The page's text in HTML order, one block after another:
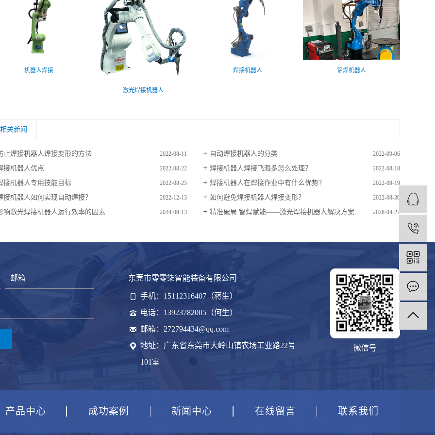
机器人焊接
激光焊接机器人
焊接机器人 铝焊机器人
相关新闻
止焊接机器人焊接变形的方法 2022-08-11 自动焊接机器人的分类 2022-09-06
接机器人优点 2022-08-22 焊接机器人焊接飞溅多怎么处理？ 2022-08-18
接机器人专用技能目标 2022-08-25 焊接机器人在焊接作业中有什么优势？ 2022-09-19
接机器人如何实现自动焊接？ 2022-12-13 如何避免焊接机器人焊接变形？ 2022-08-30
响激光焊接机器人运行效率的因素 2024-09-13 精准破局 智焊赋能——激光焊接机器人解决方案加速制造业转型升级 2026-04-27
东莞市零零柒智能装备有限公司
手机：15112316407（蒋生）
电话：13923782005（何生）
邮箱：272794434@qq.com
地址：广东省东莞市大岭山镇农场工业路22号
101室
微信号
产品中心 成功案例 新闻中心 在线留言 联系我们